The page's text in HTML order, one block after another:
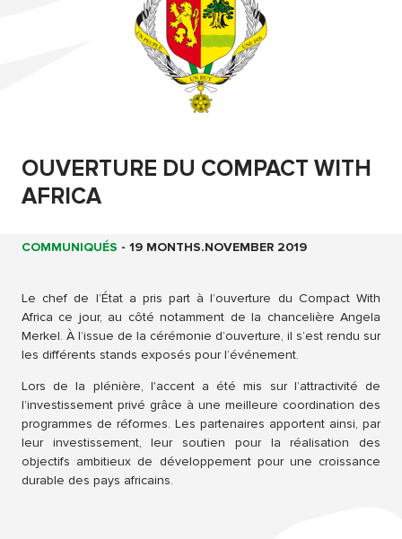
OUVERTURE DU COMPACT WITH
AFRICA
COMMUNIQUÉS - 19 MONTHS.NOVEMBER 2019
Le chef de l’État a pris part à l’ouverture du Compact With
Africa ce jour, au côté notamment de la chancelière Angela
Merkel. À l’issue de la cérémonie d’ouverture, il s’est rendu sur
les différents stands exposés pour l’événement.
Lors de la plénière, l'accent a été mis sur l’attractivité de
l’investissement privé grâce à une meilleure coordination des
programmes de réformes. Les partenaires apportent ainsi, par
leur investissement, leur soutien pour la réalisation des
objectifs ambitieux de développement pour une croissance
durable des pays africains.